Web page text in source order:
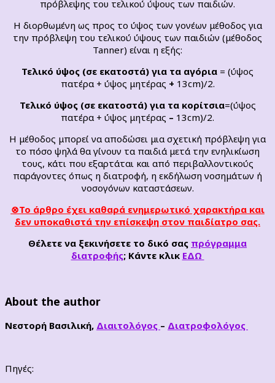
πρόβλεψης του τελικού ύψους των παιδιών.
Η διορθωμένη ως προς το ύψος των γονέων μέθοδος για
την πρόβλεψη του τελικού ύψους των παιδιών (μέθοδος
Tanner) είναι η εξής:
Τελικό ύψος (σε εκατοστά) για τα αγόρια = (ύψος
πατέρα + ύψος μητέρας + 13cm)/2.
Τελικό ύψος (σε εκατοστά) για τα κορίτσια=(ύψος
πατέρα + ύψος μητέρας – 13cm)/2.
Η μέθοδος μπορεί να αποδώσει μια σχετική πρόβλεψη για
το πόσο ψηλά θα γίνουν τα παιδιά μετά την ενηλικίωση
τους, κάτι που εξαρτάται και από περιβαλλοντικούς
παράγοντες όπως η διατροφή, η εκδήλωση νοσημάτων ή
νοσογόνων καταστάσεων.
⊗Το άρθρο έχει καθαρά ενημερωτικό χαρακτήρα και
δεν υποκαθιστά την επίσκεψη στον παιδίατρο σας.
Θέλετε να ξεκινήσετε το δικό σας πρόγραμμα
διατροφής; Κάντε κλικ ΕΔΩ
About the author
Νεστορή Βασιλική, Διαιτολόγος – Διατροφολόγος
Πηγές: